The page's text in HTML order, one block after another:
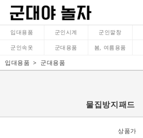
입대용품 군인시계 군인깔창
군인속옷 군대용품 봄, 여름용품
입대용품 군대용품
물집방지패드
상품가